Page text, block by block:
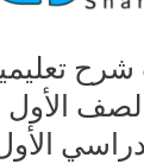
الأول